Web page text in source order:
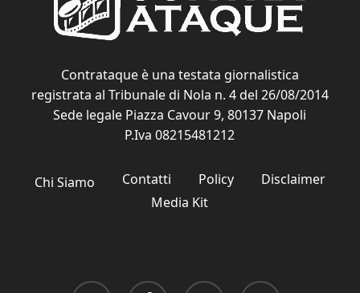
Contrataque è una testata giornalistica
registrata al Tribunale di Nola n. 4 del 26/08/2014
Sede legale Piazza Cavour 9, 80137 Napoli
P.Iva 08215481212
Chi Siamo Contatti Policy
Disclaimer
Media Kit
x- facebook youtube instagram